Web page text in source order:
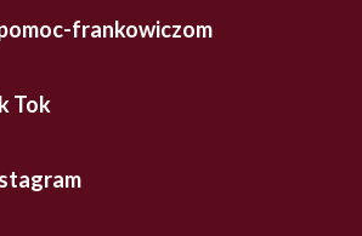
frankowiczom
Tok